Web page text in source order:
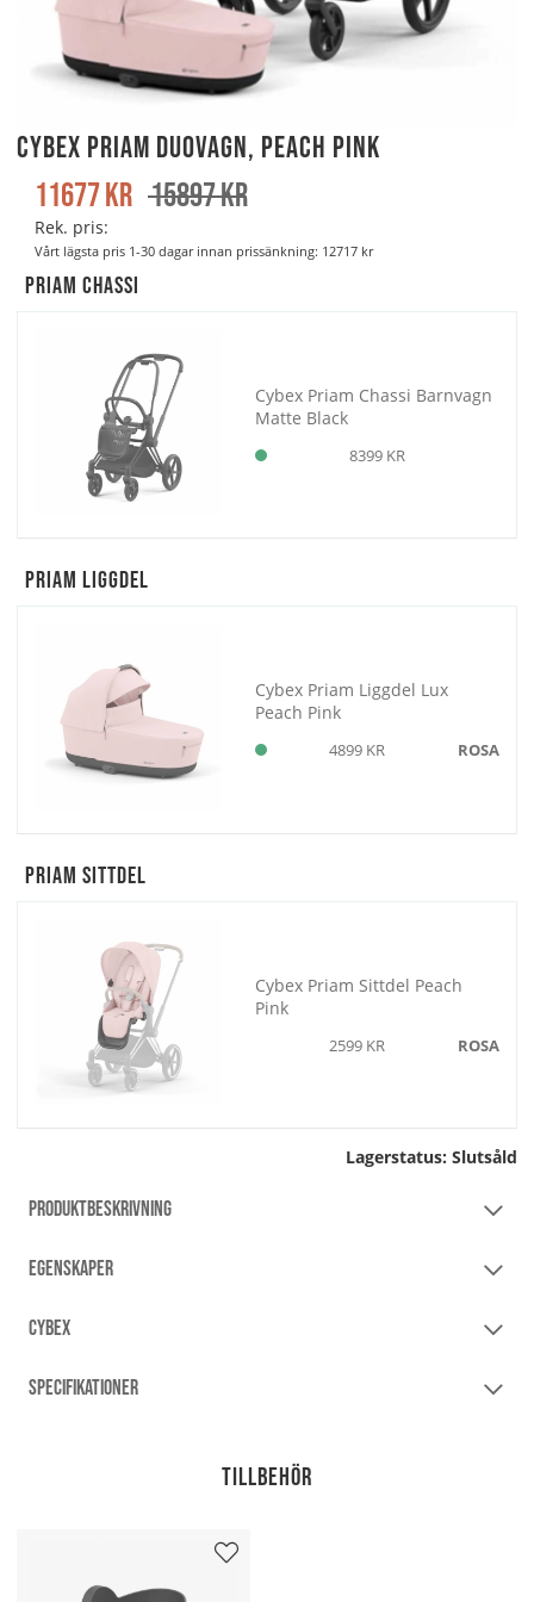
Cybex Priam Duovagn, Peach Pink
15897kr
11677kr
Rek. pris:
Vårt lägsta pris 1-30 dagar innan prissänkning: 12717 kr
Priam Chassi
Cybex Priam Chassi Barnvagn
Matte Black
8399 KR
Priam Liggdel
Cybex Priam Liggdel Lux
Peach Pink
4899 KR ROSA
Priam Sittdel
Cybex Priam Sittdel Peach
Pink
2599 KR ROSA
Lagerstatus: Slutsåld
PRODUKTBESKRIVNING
EGENSKAPER
CYBEX
SPECIFIKATIONER
Tillbehör